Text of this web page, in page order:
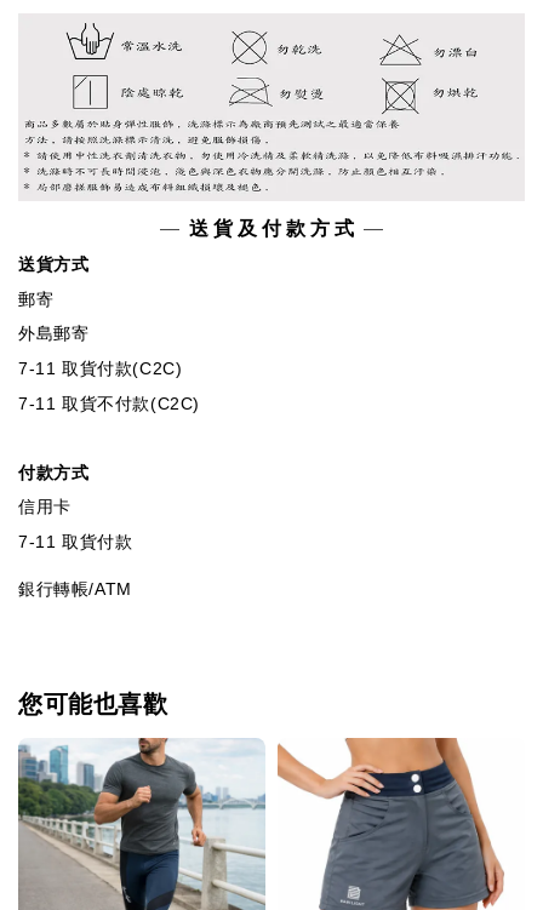
— 送 貨 及 付 款 方 式 —
送貨方式
郵寄
外島郵寄
7-11 取貨付款(C2C)
7-11 取貨不付款(C2C)
付款方式
信用卡
7-11 取貨付款
銀行轉帳/ATM
您可能也喜歡